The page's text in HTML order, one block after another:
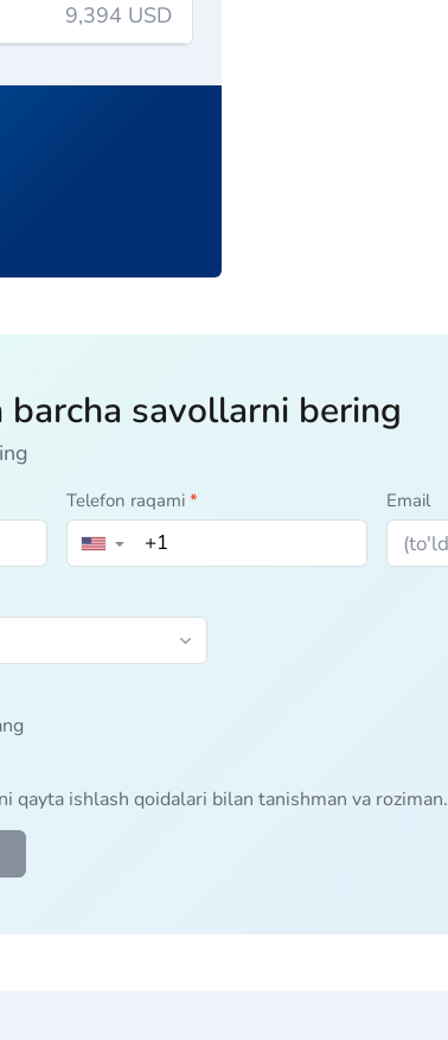
9,394 USD
savollarni bering
Telefon raqami*
▼
Email
qayta ishlash qoidalari bilan tanishman va roziman.